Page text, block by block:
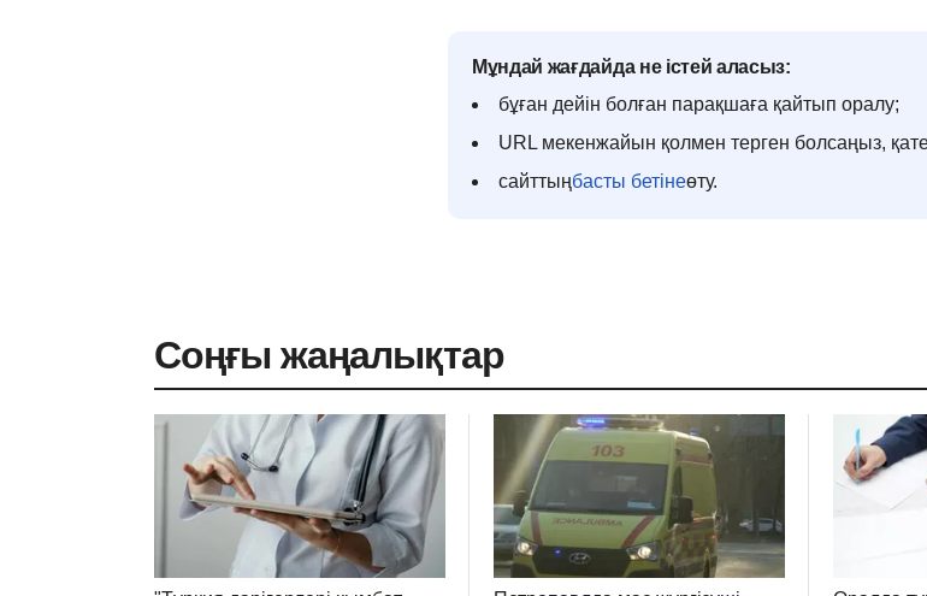
Мұндай жағдайда не істей аласыз:
бұған дейін болған парақшаға қайтып оралу;
URL мекенжайын қолмен терген болсаңыз,
сайттыңбасты бетінеөту.
Соңғы жаңалықтар